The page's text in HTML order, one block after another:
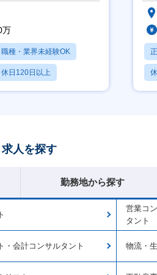
万
職種・業界未経験OK
休日120日以上
求人を探す
勤務地から探す
営業コ
タント
・会計コンサルタント 物流・